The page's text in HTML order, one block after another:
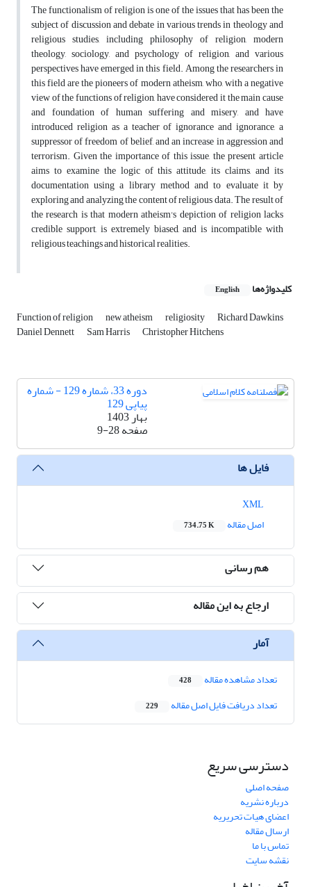
The functionalism of religion is one of the issues that has been the
subject of discussion and debate in various trends in theology and
religious studies, including philosophy of religion, modern
theology, sociology, and psychology of religion, and various
perspectives have emerged in this field. Among the researchers in
this field are the pioneers of modern atheism, who, with a negative
view of the functions of religion, have considered it the main cause
and foundation of human suffering and misery, and have
introduced religion as a teacher of ignorance and ignorance, a
suppressor of freedom of belief, and an increase in aggression and
terrorism. Given the importance of this issue, the present article
aims to examine the logic of this attitude, its claims, and its
documentation using a library method and to evaluate it by
exploring and analyzing the content of religious data. The result of
the research is that modern atheism's depiction of religion lacks
credible support, is extremely biased, and is incompatible with
religious teachings and historical realities.
کلیدواژه‌ها English
Function of religion new atheism religiosity Richard Dawkins
Daniel Dennett Sam Harris Christopher Hitchens
دوره 33، شماره 129 - شماره
پیاپی 129
بهار 1403
صفحه9-28
فایل ها
اصل مقاله
734.75 K
هم رسانی
ارجاع به این مقاله
آمار
تعداد مشاهده مقاله 428
تعداد دریافت فایل اصل مقاله 229
دسترسی سریع
صفحه اصلی
درباره نشریه
اعضای هیات تحریریه
ارسال مقاله
تماس با ما
نقشه سایت